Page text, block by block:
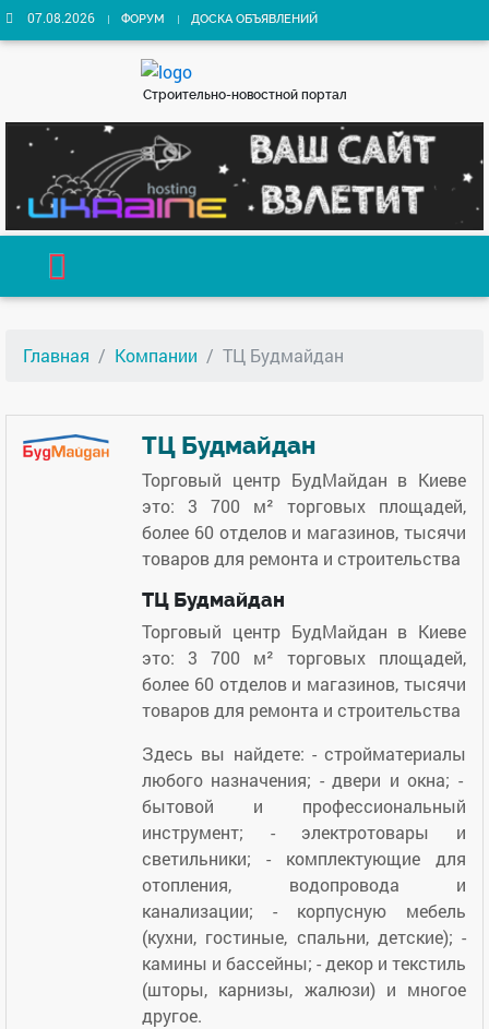
07.08.2026 ФОРУМ ДОСКА ОБЪЯВЛЕНИЙ
Строительно-новостной портал
Главная Компании ТЦ Будмайдан
ТЦ Будмайдан
Торговый центр БудМайдан в Киеве
это: 3 700 м² торговых площадей,
более 60 отделов и магазинов, тысячи
товаров для ремонта и строительства
ТЦ Будмайдан
Торговый центр БудМайдан в Киеве
это: 3 700 м² торговых площадей,
более 60 отделов и магазинов, тысячи
товаров для ремонта и строительства
Здесь вы найдете: - стройматериалы
любого назначения; - двери и окна; -
бытовой и профессиональный
инструмент; - электротовары и
светильники; - комплектующие для
отопления, водопровода и
канализации; - корпусную мебель
(кухни, гостиные, спальни, детские); -
камины и бассейны; - декор и текстиль
(шторы, карнизы, жалюзи) и многое
другое.